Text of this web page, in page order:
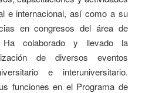
e internacional, así como a su
en congresos del área de
Ha colaborado y llevado la
de diversos eventos
e interuniversitario.
funciones en el Programa de